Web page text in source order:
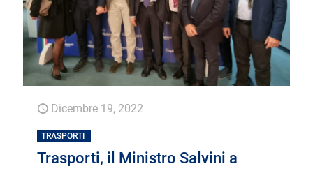
Dicembre 19, 2022
TRASPORTI
Trasporti, il Ministro Salvini a